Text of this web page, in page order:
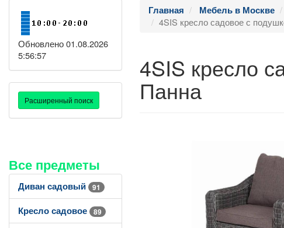
Обновлено 01.08.2026
5:56:57
Расширенный поиск
Все предметы
Диван садовый 91
Кресло садовое 89
Главная Мебель в Москве
4SIS кресло садовое с
4SIS кресло
Панна